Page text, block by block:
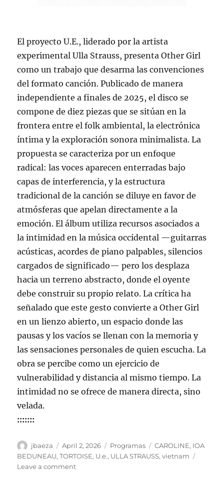
El proyecto U.E., liderado por la artista
experimental Ulla Strauss, presenta Other Girl
como un trabajo que desarma las convenciones
del formato canción. Publicado de manera
independiente a finales de 2025, el disco se
compone de diez piezas que se sitúan en la
frontera entre el folk ambiental, la electrónica
íntima y la exploración sonora minimalista. La
propuesta se caracteriza por un enfoque
radical: las voces aparecen enterradas bajo
capas de interferencia, y la estructura
tradicional de la canción se diluye en favor de
atmósferas que apelan directamente a la
emoción. El álbum utiliza recursos asociados a
la intimidad en la música occidental —guitarras
acústicas, acordes de piano palpables, silencios
cargados de significado— pero los desplaza
hacia un terreno abstracto, donde el oyente
debe construir su propio relato. La crítica ha
señalado que este gesto convierte a Other Girl
en un lienzo abierto, un espacio donde las
pausas y los vacíos se llenan con la memoria y
las sensaciones personales de quien escucha. La
obra se percibe como un ejercicio de
vulnerabilidad y distancia al mismo tiempo. La
intimidad no se ofrece de manera directa, sino
velada.
:::::::
Author
jbaeza
Posted
on
April 2, 2026 Categories
Programas Tags
CAROLINE, IOA
BEDUNEAU,TORTOISE, U.e., ULLA STRAUSS,vietnam
Leave a commenton